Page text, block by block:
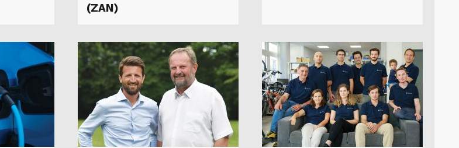
(ZAN)